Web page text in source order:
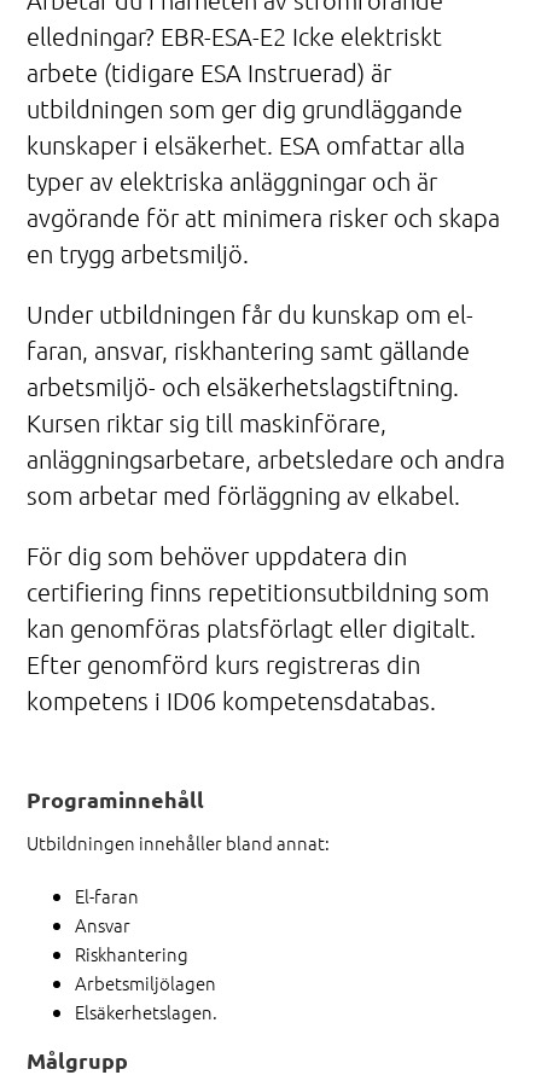
elledningar? EBR-ESA-E2 Icke elektriskt
arbete (tidigare ESA Instruerad) är
utbildningen som ger dig grundläggande
kunskaper i elsäkerhet. ESA omfattar alla
typer av elektriska anläggningar och är
avgörande för att minimera risker och skapa
en trygg arbetsmiljö.
Under utbildningen får du kunskap om el-
faran, ansvar, riskhantering samt gällande
arbetsmiljö- och elsäkerhetslagstiftning.
Kursen riktar sig till maskinförare,
anläggningsarbetare, arbetsledare och andra
som arbetar med förläggning av elkabel.
För dig som behöver uppdatera din
certifiering finns repetitionsutbildning som
kan genomföras platsförlagt eller digitalt.
Efter genomförd kurs registreras din
kompetens i ID06 kompetensdatabas.
Programinnehåll
Utbildningen innehåller bland annat:
El-faran
Ansvar
Riskhantering
Arbetsmiljölagen
Elsäkerhetslagen.
Målgrupp